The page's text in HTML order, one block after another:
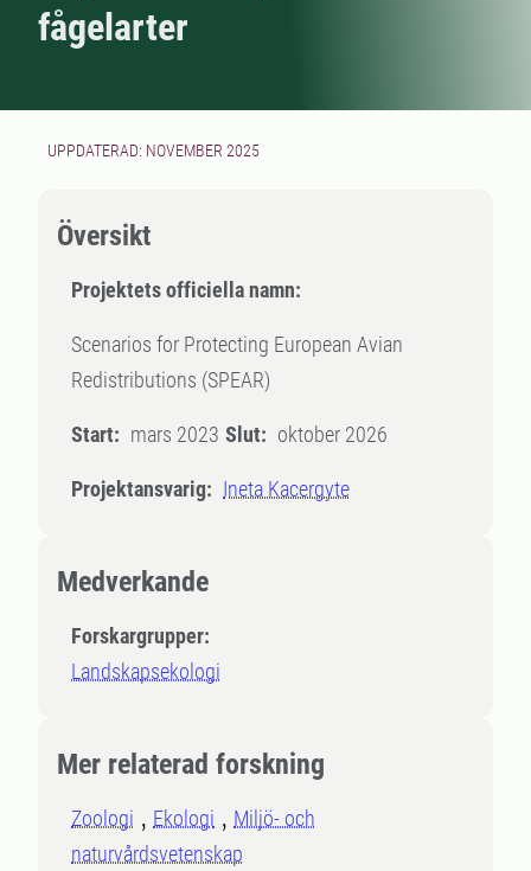
fågelarter
UPPDATERAD: NOVEMBER 2025
Översikt
Projektets officiella namn:
Scenarios for Protecting European Avian
Redistributions (SPEAR)
Start: mars 2023 Slut: oktober 2026
Projektansvarig: Ineta Kacergyte
Medverkande
Forskargrupper:
Landskapsekologi
Mer relaterad forskning
Zoologi Ekologi
Miljö- och
naturvårdsvetenskap